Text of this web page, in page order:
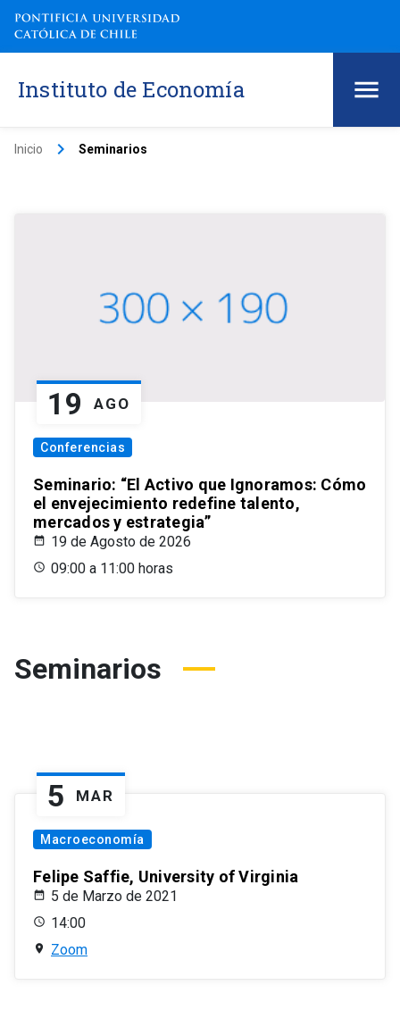
Instituto de Economía
Inicio keyboard_arrow_right Seminarios
19 AGO
Conferencias
Seminario: “El Activo que Ignoramos: Cómo
el envejecimiento redefine talento,
mercados y estrategia”
19 de Agosto de 2026
09:00 a 11:00 horas
Seminarios
5 MAR
Macroeconomía
Felipe Saffie, University of Virginia
5 de Marzo de 2021
14:00
Zoom